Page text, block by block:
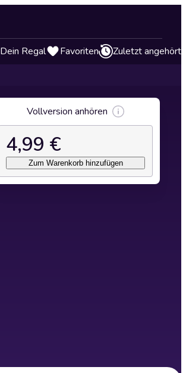
Dein Regal Favoriten Zuletzt angehört
Vollversion anhören
4,99 €
Zum Warenkorb hinzufügen